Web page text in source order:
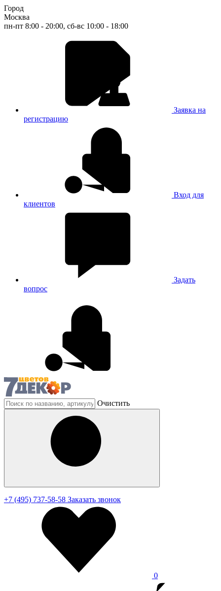
Город
Москва
пн-пт 8:00 - 20:00, сб-вс 10:00 - 18:00
Заявка на
регистрацию
Вход для
клиентов
Задать
вопрос
Очистить
+7 (495) 737-58-58 Заказать звонок
0